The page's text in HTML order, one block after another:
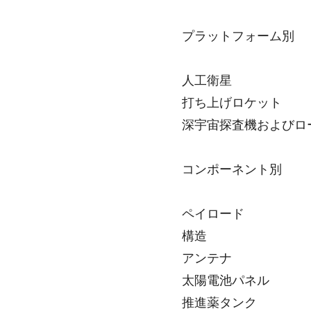
プラットフォーム別
人工衛星
打ち上げロケット
深宇宙探査機およびロ
コンポーネント別
ペイロード
構造
アンテナ
太陽電池パネル
推進薬タンク